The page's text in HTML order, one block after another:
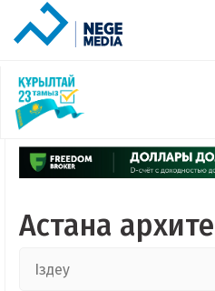
Астана